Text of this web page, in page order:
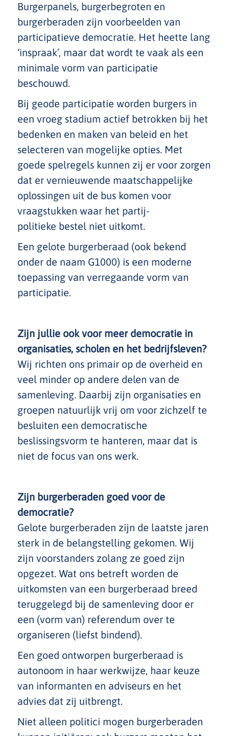
Burgerpanels, burgerbegroten en
burgerberaden zijn voorbeelden van
participatieve democratie. Het heette lang
‘inspraak’, maar dat wordt te vaak als een
minimale vorm van participatie
beschouwd.
Bij geode participatie worden burgers in
een vroeg stadium actief betrokken bij het
bedenken en maken van beleid en het
selecteren van mogelijke opties. Met
goede spelregels kunnen zij er voor zorgen
dat er vernieuwende maatschappelijke
oplossingen uit de bus komen voor
vraagstukken waar het partij-
politieke bestel niet uitkomt.
Een gelote burgerberaad (ook bekend
onder de naam G1000) is een moderne
toepassing van verregaande vorm van
participatie.
Zijn jullie ook voor meer democratie in
organisaties, scholen en het bedrijfsleven?
Wij richten ons primair op de overheid en
veel minder op andere delen van de
samenleving. Daarbij zijn organisaties en
groepen natuurlijk vrij om voor zichzelf te
besluiten een democratische
beslissingsvorm te hanteren, maar dat is
niet de focus van ons werk.
Zijn burgerberaden goed voor de
democratie?
Gelote burgerberaden zijn de laatste jaren
sterk in de belangstelling gekomen. Wij
zijn voorstanders zolang ze goed zijn
opgezet. Wat ons betreft worden de
uitkomsten van een burgerberaad breed
teruggelegd bij de samenleving door er
een (vorm van) referendum over te
organiseren (liefst bindend).
Een goed ontworpen burgerberaad is
autonoom in haar werkwijze, haar keuze
van informanten en adviseurs en het
advies dat zij uitbrengt.
Niet alleen politici mogen burgerberaden